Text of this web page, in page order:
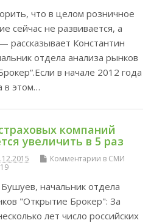
что в целом розничное
сейчас не развивается, а
рассказывает Константин
отдела анализа рынков
в начале 2012 года
в этом…
компаний
увеличить в 5 раз
Комментарии в СМИ
начальник отдела
"Открытие Брокер": За
лет число российских